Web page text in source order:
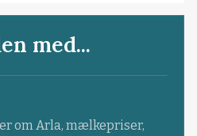
med...
om Arla, mælkepriser,